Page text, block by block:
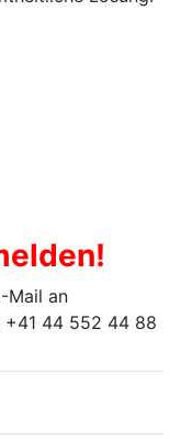
Mail an
44 552 44 88